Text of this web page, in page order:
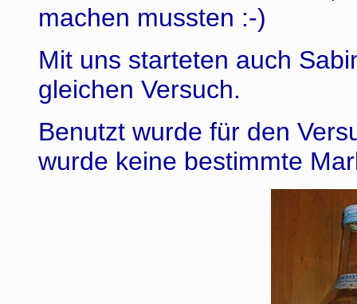
machen mussten :-)
Mit uns starteten auch
gleichen Versuch.
Benutzt wurde für den
wurde keine bestimmte